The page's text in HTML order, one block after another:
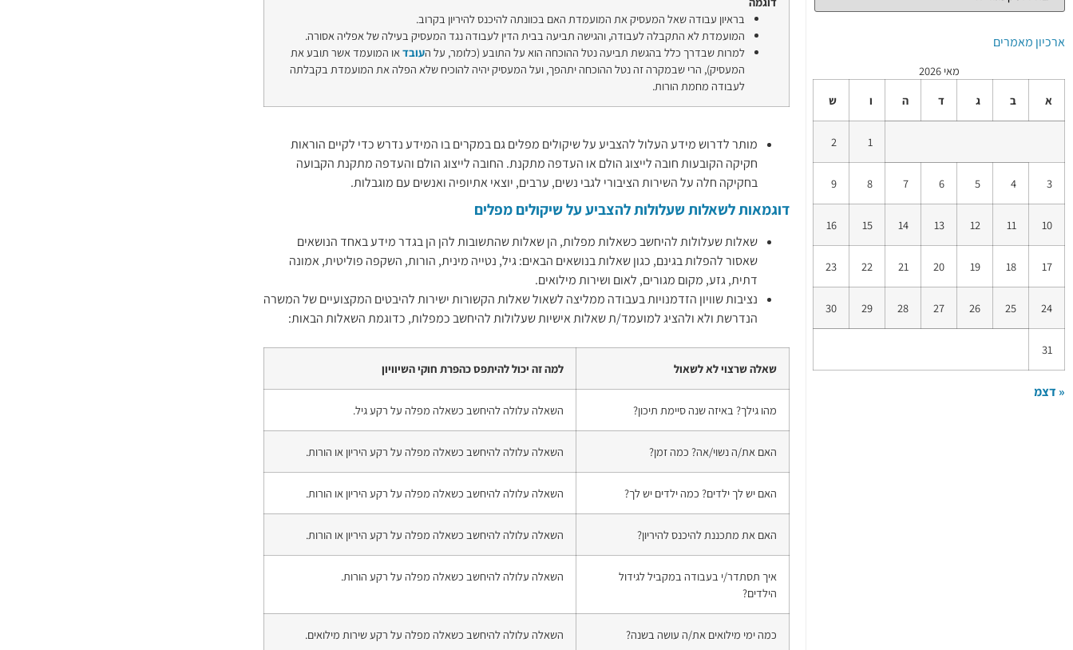
ארכיון מאמרים
מאי 2026
א
ב ג ד ה ו ש
1
2
3
4
5
6
7
8
9
10
11
12
13
14
15
16
17
18
19
20
21
22
23
24
25
26
27
28
29
30
31
« דצמ
בראיון עבודה שאל המעסיק את המועמדת האם בכוונתה להיכנס להיריון בקרוב.
המועמדת לא התקבלה לעבודה, והגישה תביעה בבית הדין לעבודה נגד המעסיק בעילה של אפליה אסורה.
למרות שבדרך כלל בהגשת תביעה נטל ההוכחה הוא על התובע (כלומר, על העובדאו המועמד אשר תובע את
המעסיק), הרי שבמקרה זה נטל ההוכחה יתהפך, ועל המעסיק יהיה להוכיח שלא הפלה את המועמדת בקבלתה
לעבודה מחמת הורות.
מותר לדרוש מידע העלול להצביע על שיקולים מפלים גם במקרים בו המידע נדרש כדי לקיים הוראות
חקיקה הקובעות חובה לייצוג הולם או העדפה מתקנת. החובה לייצוג הולם והעדפה מתקנת הקבועה
בחקיקה חלה על השירות הציבורי לגבי נשים, ערבים, יוצאי אתיופיה ואנשים עם מוגבלות.
דוגמאות לשאלות שעלולות להצביע על שיקולים מפלים
שאלות שעלולות להיחשב כשאלות מפלות, הן שאלות שהתשובות להן הן בגדר מידע באחד הנושאים
שאסור להפלות בגינם, כגון שאלות בנושאים הבאים: גיל, נטייה מינית, הורות, השקפה פוליטית, אמונה
דתית, גזע, מקום מגורים, לאום ושירות מילואים.
נציבות שוויון הזדמנויות בעבודה ממליצה לשאול שאלות הקשורות ישירות להיבטים המקצועיים של המשרה
הנדרשת ולא ולהציג למועמד/ת שאלות אישיות שעלולות להיחשב כמפלות, כדוגמת השאלות הבאות:
שאלה שרצוי לא לשאול למה זה יכול להיתפס כהפרת חוקי השיוויון
מהו גילך? באיזה שנה סיימת תיכון? השאלה עלולה להיחשב כשאלה מפלה על רקע גיל.
האם את/ה נשוי/אה? כמה זמן? השאלה עלולה להיחשב כשאלה מפלה על רקע היריון או הורות.
האם יש לך ילדים? כמה ילדים יש לך? השאלה עלולה להיחשב כשאלה מפלה על רקע היריון או הורות.
האם את מתכננת להיכנס להיריון? השאלה עלולה להיחשב כשאלה מפלה על רקע היריון או הורות.
איך תסתדר/י בעבודה במקביל לגידול
הילדים?
השאלה עלולה להיחשב כשאלה מפלה על רקע הורות.
כמה ימי מילואים את/ה עושה בשנה? השאלה עלולה להיחשב כשאלה מפלה על רקע שירות מילואים.